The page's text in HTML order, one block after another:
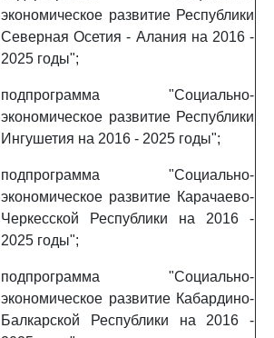
экономическое развитие Республики
Северная Осетия - Алания на 2016 -
2025 годы";
подпрограмма "Социально-
экономическое развитие Республики
Ингушетия на 2016 - 2025 годы";
подпрограмма "Социально-
экономическое развитие Карачаево-
Черкесской Республики на 2016 -
2025 годы";
подпрограмма "Социально-
экономическое развитие Кабардино-
Балкарской Республики на 2016 -